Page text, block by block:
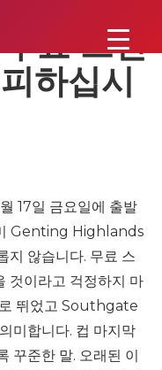
료 스핀
하십시
17일 금요일에 출발
Genting Highlands
지 않습니다. 무료 스
것이라고 걱정하지 마
로 뛰었고 Southgate
미합니다. 컵 마지막
꾸준한 말. 오래된 이